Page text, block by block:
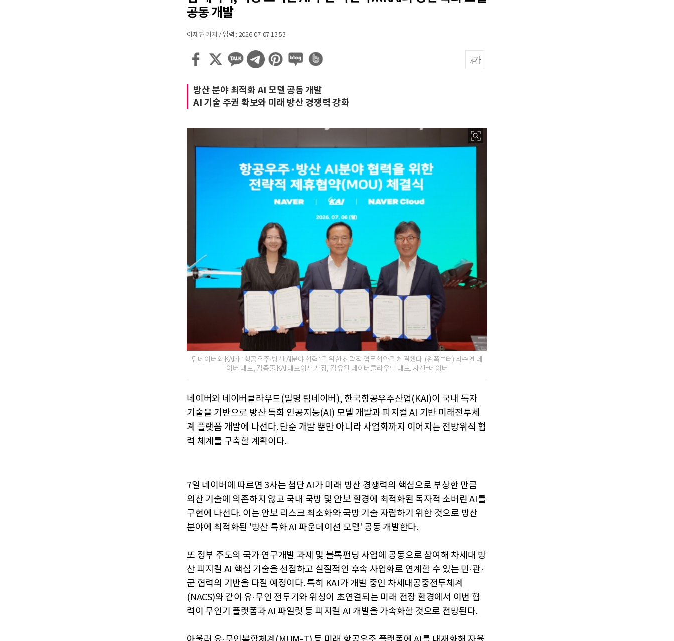
공동 개발
이재현 기자 / 입력 : 2026-07-07 13:53
방산 분야 최적화 AI 모델 공동 개발
AI 기술 주권 확보와 미래 방산 경쟁력 강화
팀네이버와 KAI가 ‘항공우주·방산 AI분야 협력’을 위한 전략적 업무협약을 체결했다. (왼쪽부터) 최수연 네
이버 대표, 김종출 KAI 대표이사 사장, 김유원 네이버클라우드 대표. 사진=네이버
네이버와 네이버클라우드(일명 팀네이버), 한국항공우주산업(KAI)이 국내 독자
기술을 기반으로 방산 특화 인공지능(AI) 모델 개발과 피지컬 AI 기반 미래전투체
계 플랫폼 개발에 나선다. 단순 개발 뿐만 아니라 사업화까지 이어지는 전방위적 협
력 체계를 구축할 계획이다.
7일 네이버에 따르면 3사는 첨단 AI가 미래 방산 경쟁력의 핵심으로 부상한 만큼
외산 기술에 의존하지 않고 국내 국방 및 안보 환경에 최적화된 독자적 소버린 AI를
구현에 나선다. 이는 안보 리스크 최소화와 국방 기술 자립하기 위한 것으로 방산
분야에 최적화된 '방산 특화 AI 파운데이션 모델' 공동 개발한다.
또 정부 주도의 국가 연구개발 과제 및 블록펀딩 사업에 공동으로 참여해 차세대 방
산 피지컬 AI 핵심 기술을 선점하고 실질적인 후속 사업화로 연계할 수 있는 민·관·
군 협력의 기반을 다질 예정이다. 특히 KAI가 개발 중인 차세대공중전투체계
(NACS)와 같이 유·무인 전투기와 위성이 초연결되는 미래 전장 환경에서 이번 협
력이 무인기 플랫폼과 AI 파일럿 등 피지컬 AI 개발을 가속화할 것으로 전망된다.